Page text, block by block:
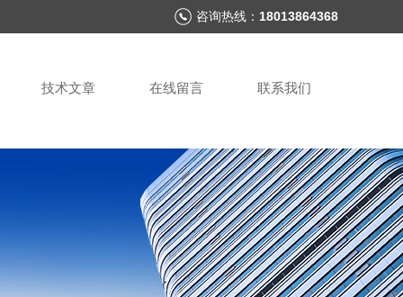
咨询热线： 18013864368
技术文章 在线留言 联系我们